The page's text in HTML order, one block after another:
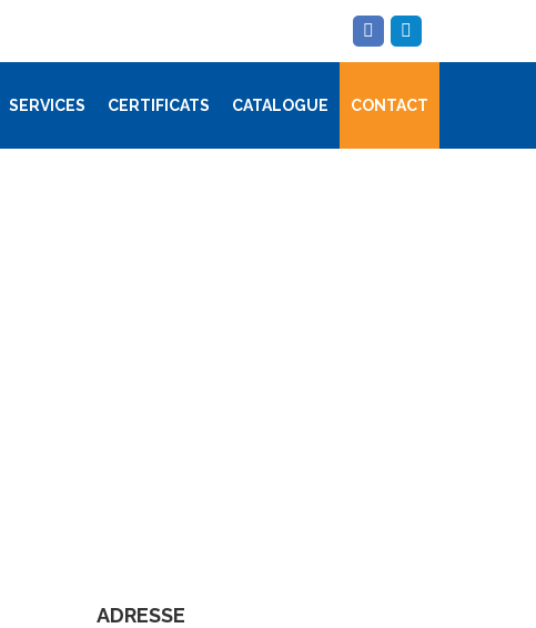
SERVICES CERTIFICATS CATALOGUE CONTACT
ADRESSE